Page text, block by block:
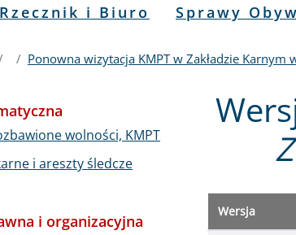
Rzecznik i Biuro Sprawy
Ponowna wizytacja KMPT w Zakładzie Karnym
Wersja
wolności, KMPT
i areszty śledcze
i organizacyjna